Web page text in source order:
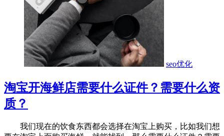
seo优化
淘宝开海鲜店需要什么证件？需要什么资
质？
我们现在的饮食东西都会选择在淘宝上购买，比如我们想